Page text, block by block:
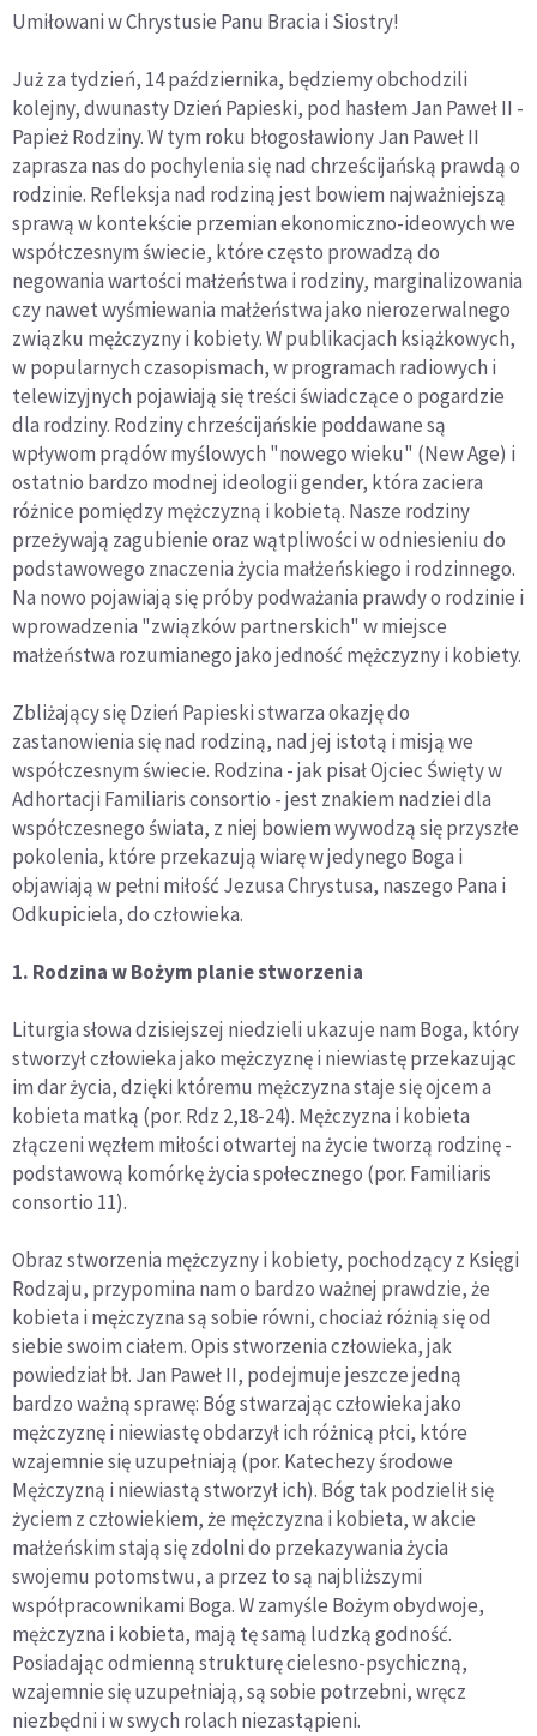
Umiłowani w Chrystusie Panu Bracia i Siostry!
Już za tydzień, 14 października, będziemy obchodzili
kolejny, dwunasty Dzień Papieski, pod hasłem Jan Paweł II -
Papież Rodziny. W tym roku błogosławiony Jan Paweł II
zaprasza nas do pochylenia się nad chrześcijańską prawdą o
rodzinie. Refleksja nad rodziną jest bowiem najważniejszą
sprawą w kontekście przemian ekonomiczno-ideowych we
współczesnym świecie, które często prowadzą do
negowania wartości małżeństwa i rodziny, marginalizowania
czy nawet wyśmiewania małżeństwa jako nierozerwalnego
związku mężczyzny i kobiety. W publikacjach książkowych,
w popularnych czasopismach, w programach radiowych i
telewizyjnych pojawiają się treści świadczące o pogardzie
dla rodziny. Rodziny chrześcijańskie poddawane są
wpływom prądów myślowych "nowego wieku" (New Age) i
ostatnio bardzo modnej ideologii gender, która zaciera
różnice pomiędzy mężczyzną i kobietą. Nasze rodziny
przeżywają zagubienie oraz wątpliwości w odniesieniu do
podstawowego znaczenia życia małżeńskiego i rodzinnego.
Na nowo pojawiają się próby podważania prawdy o rodzinie i
wprowadzenia "związków partnerskich" w miejsce
małżeństwa rozumianego jako jedność mężczyzny i kobiety.
Zbliżający się Dzień Papieski stwarza okazję do
zastanowienia się nad rodziną, nad jej istotą i misją we
współczesnym świecie. Rodzina - jak pisał Ojciec Święty w
Adhortacji Familiaris consortio - jest znakiem nadziei dla
współczesnego świata, z niej bowiem wywodzą się przyszłe
pokolenia, które przekazują wiarę w jedynego Boga i
objawiają w pełni miłość Jezusa Chrystusa, naszego Pana i
Odkupiciela, do człowieka.
1. Rodzina w Bożym planie stworzenia
Liturgia słowa dzisiejszej niedzieli ukazuje nam Boga, który
stworzył człowieka jako mężczyznę i niewiastę przekazując
im dar życia, dzięki któremu mężczyzna staje się ojcem a
kobieta matką (por. Rdz 2,18-24). Mężczyzna i kobieta
złączeni węzłem miłości otwartej na życie tworzą rodzinę -
podstawową komórkę życia społecznego (por. Familiaris
consortio 11).
Obraz stworzenia mężczyzny i kobiety, pochodzący z Księgi
Rodzaju, przypomina nam o bardzo ważnej prawdzie, że
kobieta i mężczyzna są sobie równi, chociaż różnią się od
siebie swoim ciałem. Opis stworzenia człowieka, jak
powiedział bł. Jan Paweł II, podejmuje jeszcze jedną
bardzo ważną sprawę: Bóg stwarzając człowieka jako
mężczyznę i niewiastę obdarzył ich różnicą płci, które
wzajemnie się uzupełniają (por. Katechezy środowe
Mężczyzną i niewiastą stworzył ich). Bóg tak podzielił się
życiem z człowiekiem, że mężczyzna i kobieta, w akcie
małżeńskim stają się zdolni do przekazywania życia
swojemu potomstwu, a przez to są najbliższymi
współpracownikami Boga. W zamyśle Bożym obydwoje,
mężczyzna i kobieta, mają tę samą ludzką godność.
Posiadając odmienną strukturę cielesno-psychiczną,
wzajemnie się uzupełniają, są sobie potrzebni, wręcz
niezbędni i w swych rolach niezastąpieni.